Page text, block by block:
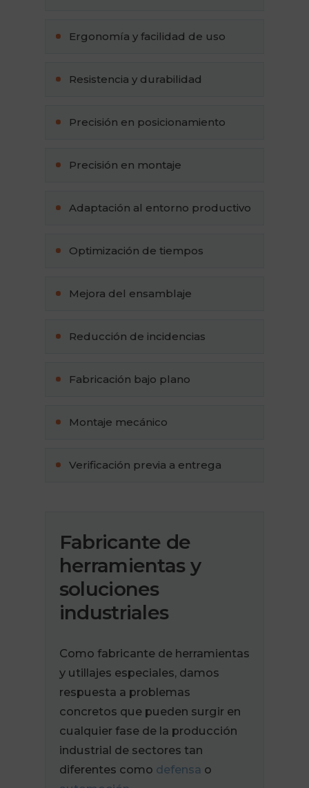
Ergonomía y facilidad de uso
Resistencia y durabilidad
Precisión en posicionamiento
Precisión en montaje
Adaptación al entorno productivo
Optimización de tiempos
Mejora del ensamblaje
Reducción de incidencias
Fabricación bajo plano
Montaje mecánico
Verificación previa a entrega
Fabricante de
herramientas y
soluciones
industriales
Como fabricante de herramientas
y utillajes especiales, damos
respuesta a problemas
concretos que pueden surgir en
cualquier fase de la producción
industrial de sectores tan
diferentes como defensa o